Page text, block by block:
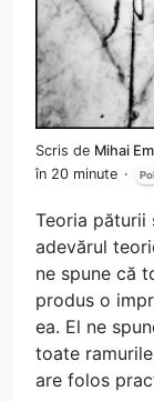
Scris de Mihai
în 20 minute
Teoria păturii
adevărul
ne spune că
produs o
ea. El ne
toate
are folos